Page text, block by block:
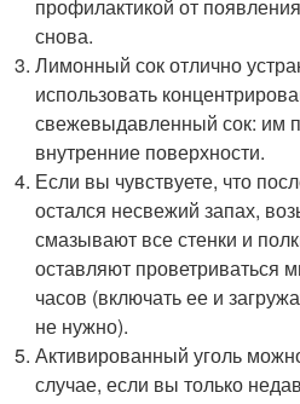
профилактикой от
снова.
Лимонный сок отлично
использовать
свежевыдавленный сок: им
внутренние поверхности.
Если вы чувствуете, что
остался несвежий запах,
смазывают все стенки и
оставляют проветриваться
часов (включать ее и
не нужно).
Активированный уголь
случае, если вы только